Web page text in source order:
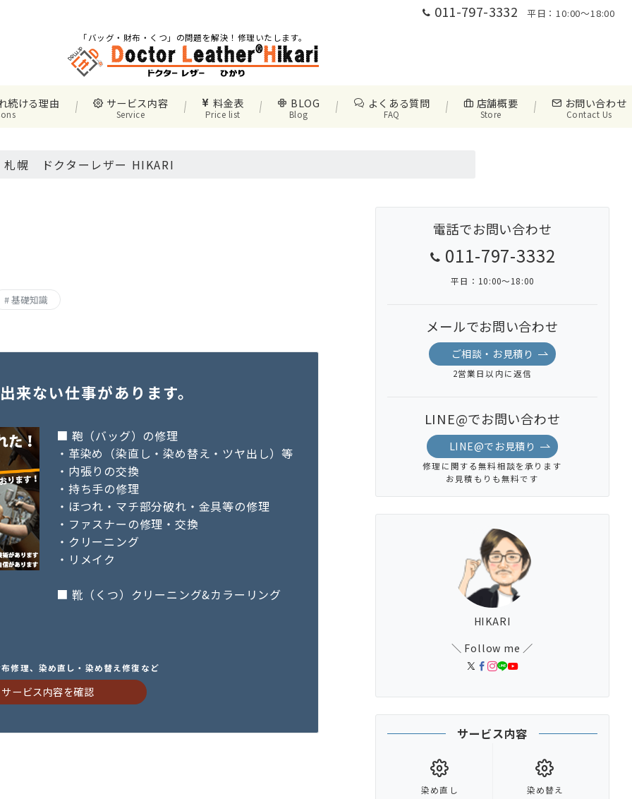
011-797-3332 平日：10:00〜18:00
「バッグ・財布・くつ」の問題を解決！修理いたします。
続ける理由 サービス内容
Service
料金表
Price list
BLOG
Blog
よくある質問
FAQ
店舗概要
Store
お問い合わせ
Contact Us
札幌 ドクターレザー HIKARI
基礎知識
出来ない仕事があります。
■ 鞄（バッグ）の修理
・革染め（染直し・染め替え・ツヤ出し）等
・内張りの交換
・持ち手の修理
・ほつれ・マチ部分破れ・金具等の修理
・ファスナーの修理・交換
・クリーニング
・リメイク
■ 靴（くつ）クリーニング&カラーリング
修理、染め直し・染め替え修復など
サービス内容を確認
電話でお問い合わせ
011-797-3332
平日：10:00〜18:00
メールでお問い合わせ
ご相談・お見積り
2営業日以内に返信
LINE@でお問い合わせ
LINE@でお見積り
修理に関する無料相談を承ります
お見積もりも無料です
HIKARI
＼ Follow me ／
サービス内容
染め直し 染め替え